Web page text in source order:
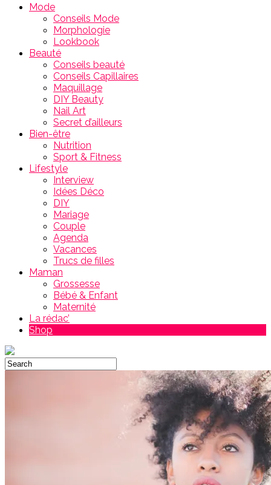
Mode
Conseils Mode
Morphologie
Lookbook
Beauté
Conseils beauté
Conseils Capillaires
Maquillage
DIY Beauty
Nail Art
Secret d’ailleurs
Bien-être
Nutrition
Sport & Fitness
Lifestyle
Interview
Idées Déco
DIY
Mariage
Couple
Agenda
Vacances
Trucs de filles
Maman
Grossesse
Bébé & Enfant
Maternité
La rédac’
Shop